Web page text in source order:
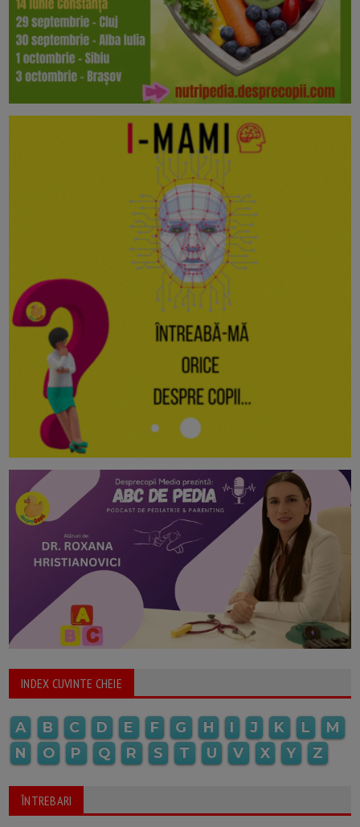
INDEX CUVINTE CHEIE
A B C D E F G H I J K L
M
N
O P Q R S T U V X Y Z
ÎNTREBARI